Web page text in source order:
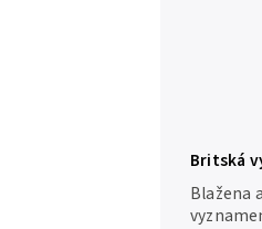
Britská
Viktorie
Blažena